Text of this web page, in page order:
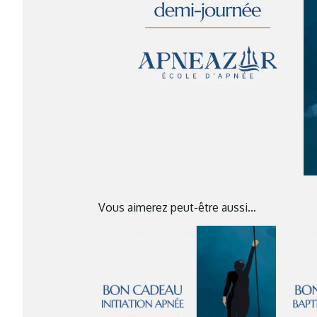
Vous aimerez peut-être aussi…